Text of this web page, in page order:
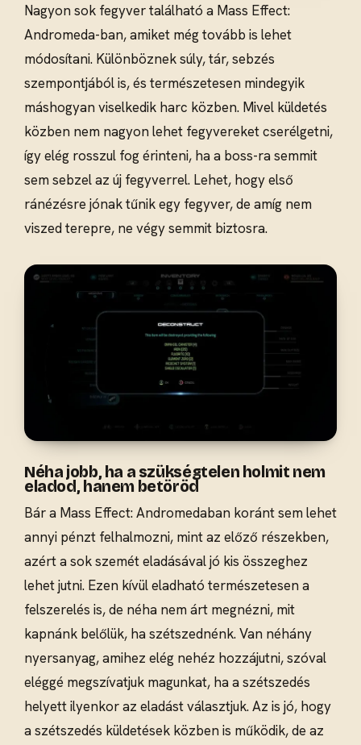
Nagyon sok fegyver található a Mass Effect:
Andromeda-ban, amiket még tovább is lehet
módosítani. Különböznek súly, tár, sebzés
szempontjából is, és természetesen mindegyik
máshogyan viselkedik harc közben. Mivel küldetés
közben nem nagyon lehet fegyvereket cserélgetni,
így elég rosszul fog érinteni, ha a boss-ra semmit
sem sebzel az új fegyverrel. Lehet, hogy első
ránézésre jónak tűnik egy fegyver, de amíg nem
viszed terepre, ne végy semmit biztosra.
Néha jobb, ha a szükségtelen holmit nem
eladod, hanem betöröd
Bár a Mass Effect: Andromedaban koránt sem lehet
annyi pénzt felhalmozni, mint az előző részekben,
azért a sok szemét eladásával jó kis összeghez
lehet jutni. Ezen kívül eladható természetesen a
felszerelés is, de néha nem árt megnézni, mit
kapnánk belőlük, ha szétszednénk. Van néhány
nyersanyag, amihez elég nehéz hozzájutni, szóval
eléggé megszívatjuk magunkat, ha a szétszedés
helyett ilyenkor az eladást választjuk. Az is jó, hogy
a szétszedés küldetések közben is működik, de az